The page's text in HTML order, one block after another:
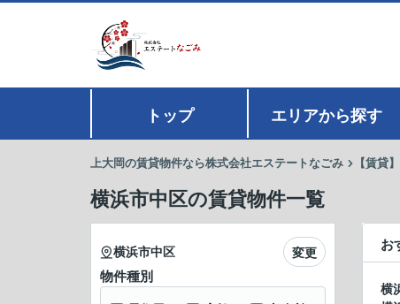
トップ エリアから探す
上大岡の賃貸物件なら株式会社エステートなごみ 【賃貸
横浜市中区の賃貸物件一覧
お
横
横浜市中区 変更
物件種別